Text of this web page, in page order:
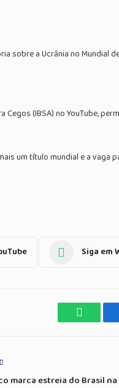
sobre a Ucrânia no Mundial
(IBSA) no YouTube,
um título mundial e a vaga
Siga em
marca estreia do Brasil